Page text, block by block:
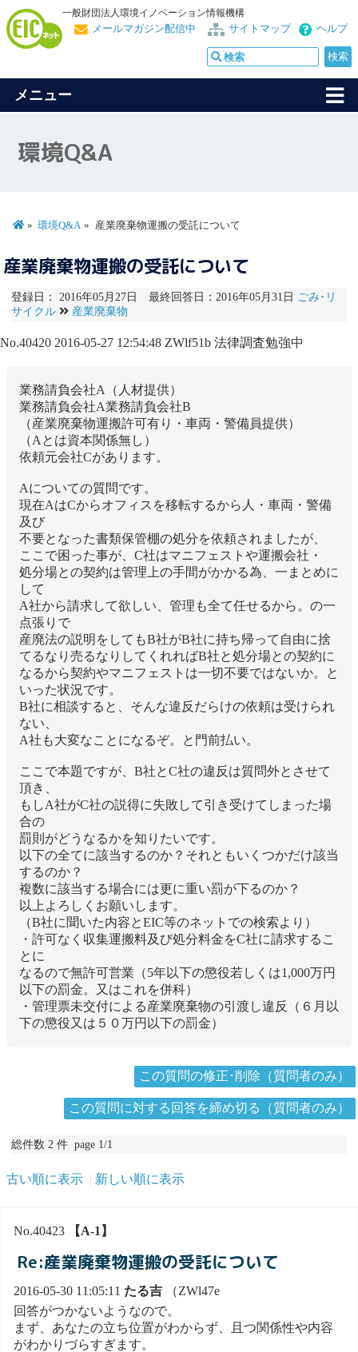
一般財団法人環境イノベーション情報機構
ヘルプ
サイトマップ
メールマガジン配信中
メニュー
環境Q&A
環境Q&A 産業廃棄物運搬の受託について
産業廃棄物運搬の受託について
登録日： 2016年05月27日 最終回答日：2016年05月31日 ごみ･リ
サイクル
産業廃棄物
No.40420 2016-05-27 12:54:48 ZWlf51b 法律調査勉強中
業務請負会社A（人材提供）
業務請負会社A業務請負会社B
（産業廃棄物運搬許可有り・車両・警備員提供）
（Aとは資本関係無し）
依頼元会社Cがあります。
Aについての質問です。
現在AはCからオフィスを移転するから人・車両・警備
及び
不要となった書類保管棚の処分を依頼されましたが、
ここで困った事が、C社はマニフェストや運搬会社・
処分場との契約は管理上の手間がかかる為、一まとめに
して
A社から請求して欲しい、管理も全て任せるから。の一
点張りで
産廃法の説明をしてもB社がB社に持ち帰って自由に捨
てるなり売るなりしてくれればB社と処分場との契約に
なるから契約やマニフェストは一切不要ではないか。と
いった状況です。
B社に相談すると、そんな違反だらけの依頼は受けられ
ない、
A社も大変なことになるぞ。と門前払い。
ここで本題ですが、B社とC社の違反は質問外とさせて
頂き、
もしA社がC社の説得に失敗して引き受けてしまった場
合の
罰則がどうなるかを知りたいです。
以下の全てに該当するのか？それともいくつかだけ該当
するのか？
複数に該当する場合には更に重い罰が下るのか？
以上よろしくお願いします。
（B社に聞いた内容とEIC等のネットでの検索より）
・許可なく収集運搬料及び処分料金をC社に請求するこ
とに
なるので無許可営業（5年以下の懲役若しくは1,000万円
以下の罰金。又はこれを併科）
・管理票未交付による産業廃棄物の引渡し違反（６月以
下の懲役又は５０万円以下の罰金）
この質問の修正･削除（質問者のみ）
この質問に対する回答を締め切る（質問者のみ）
総件数 2 件 page 1/1
古い順に表示 新しい順に表示
No.40423 【A-1】
Re:産業廃棄物運搬の受託について
2016-05-30 11:05:11 たる吉 （ZWl47e
回答がつかないようなので。
まず、あなたの立ち位置がわからず、且つ関係性や内容
がわかりづらすぎます。